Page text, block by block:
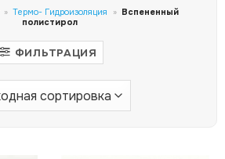
» Термо- Гидроизоляция » Вспененный
полистирол
ФИЛЬТРАЦИЯ